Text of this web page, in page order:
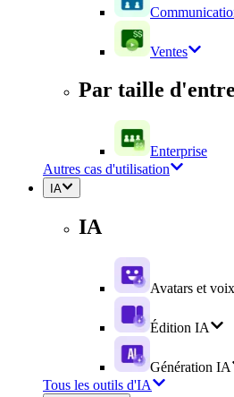
Ventes
Par taille
Enterprise
Autres cas d'utilisation
IA
IA
Avatars et
Édition IA
Génération IA
Tous les outils d'IA